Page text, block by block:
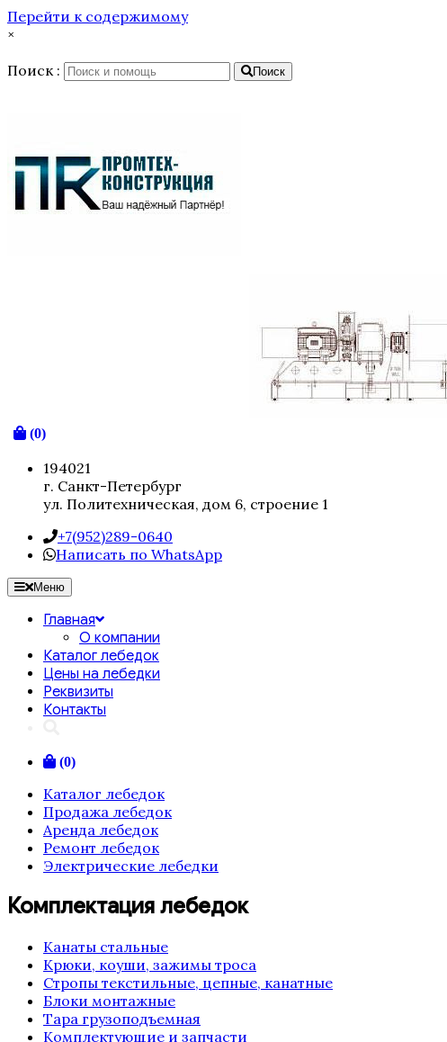
Перейти к содержимому
×
Поиск :
Поиск
(0)
194021
г. Санкт-Петербург
ул. Политехническая, дом 6, строение 1
+7(952)289-0640
Написать по WhatsApp
Меню
Главная
О компании
Каталог лебедок
Цены на лебедки
Реквизиты
Контакты
(0)
Каталог лебедок
Продажа лебедок
Аренда лебедок
Ремонт лебедок
Электрические лебедки
Комплектация лебедок
Канаты стальные
Крюки, коуши, зажимы троса
Стропы текстильные, цепные, канатные
Блоки монтажные
Тара грузоподъемная
Комплектующие и запчасти